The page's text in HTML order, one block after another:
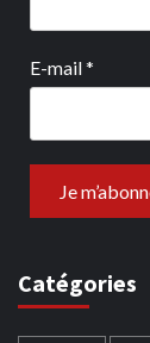
E-mail*
Catégories